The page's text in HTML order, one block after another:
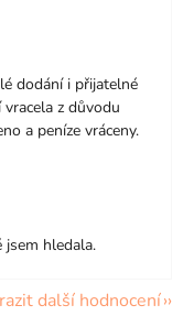
dodání i přijatelné
z důvodu
a peníze vráceny.
jsem hledala.
další hodnocení